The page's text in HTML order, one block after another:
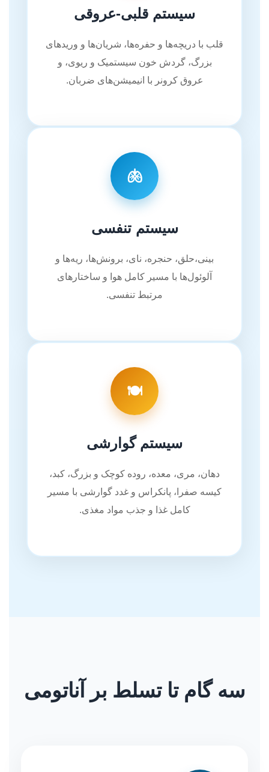
سیستم قلبی-عروقی
قلب با دریچه‌ها و حفره‌ها، شریان‌ها و وریدهای
بزرگ، گردش خون سیستمیک و ریوی، و
عروق کرونر با انیمیشن‌های ضربان.
🫁
سیستم تنفسی
بینی،حلق، حنجره، نای، برونش‌ها، ریه‌ها و
آلوئول‌ها با مسیر کامل هوا و ساختارهای
مرتبط تنفسی.
🍽️
سیستم گوارشی
دهان، مری، معده، روده کوچک و بزرگ، کبد،
کیسه صفرا، پانکراس و غدد گوارشی با مسیر
کامل غذا و جذب مواد مغذی.
سه گام تا تسلط بر آناتومی